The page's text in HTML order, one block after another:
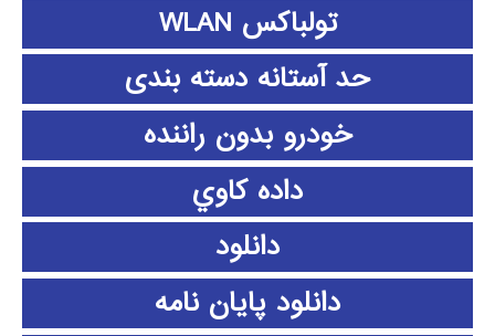
تولباکس WLAN
حد آستانه دسته بندی
خودرو بدون راننده
داده كاوي
دانلود
دانلود پايان نامه